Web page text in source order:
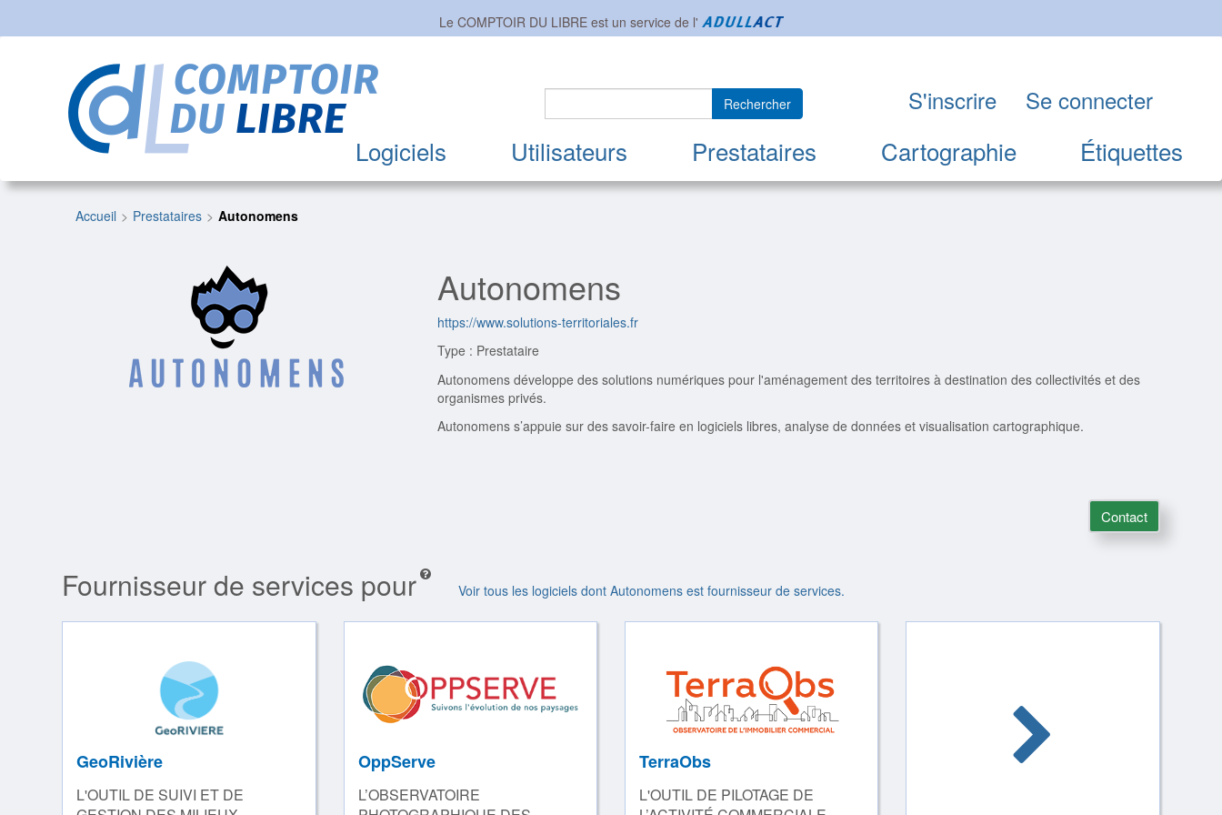
Le COMPTOIR DU LIBRE est un service de l'
Logiciels Utilisateurs Prestataires Cartographie Étiquettes
Rechercher S'inscrire Se connecter
Accueil Prestataires Autonomens
Autonomens
https://www.solutions-territoriales.fr
Type : Prestataire
Autonomens développe des solutions numériques pour l'aménagement des territoires à destination des collectivités et des
organismes privés.
Autonomens s’appuie sur des savoir-faire en logiciels libres, analyse de données et visualisation cartographique.
Contact
Fournisseur de services pour Voir tous les logiciels dont Autonomens est fournisseur de services.
GeoRivière
L'OUTIL DE SUIVI ET DE
OppServe
L’OBSERVATOIRE
TerraObs
L'OUTIL DE PILOTAGE DE